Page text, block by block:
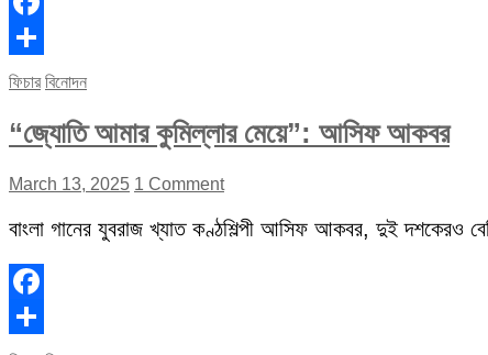
Facebook
Share
ফিচার বিনোদন
“জ্যোতি আমার কুমিল্লার মেয়ে”: আসিফ আকবর
March 13, 2025 1 Comment
বাংলা গানের যুবরাজ খ্যাত কণ্ঠশিল্পী আসিফ আকবর, দুই দশকেরও
Facebook
Share